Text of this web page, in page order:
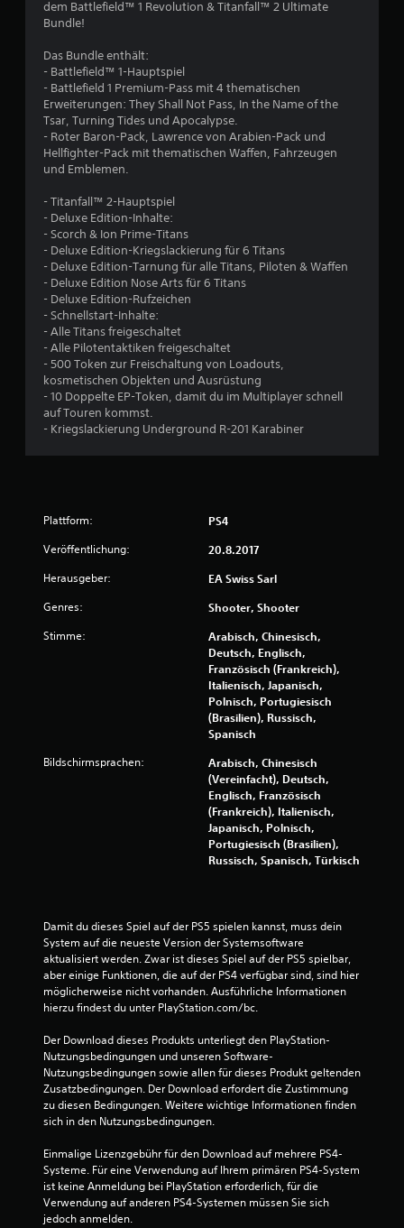
5
e
n
dem Battlefield™ 1 Revolution & Titanfall™ 2 Ultimate
Bundle!
Das Bundle enthält:
- Battlefield™ 1-Hauptspiel
- Battlefield 1 Premium-Pass mit 4 thematischen
Erweiterungen: They Shall Not Pass, In the Name of the
Tsar, Turning Tides und Apocalypse.
- Roter Baron-Pack, Lawrence von Arabien-Pack und
Hellfighter-Pack mit thematischen Waffen, Fahrzeugen
und Emblemen.
- Titanfall™ 2-Hauptspiel
- Deluxe Edition-Inhalte:
- Scorch & Ion Prime-Titans
- Deluxe Edition-Kriegslackierung für 6 Titans
- Deluxe Edition-Tarnung für alle Titans, Piloten & Waffen
- Deluxe Edition Nose Arts für 6 Titans
- Deluxe Edition-Rufzeichen
- Schnellstart-Inhalte:
- Alle Titans freigeschaltet
- Alle Pilotentaktiken freigeschaltet
- 500 Token zur Freischaltung von Loadouts,
kosmetischen Objekten und Ausrüstung
- 10 Doppelte EP-Token, damit du im Multiplayer schnell
auf Touren kommst.
- Kriegslackierung Underground R-201 Karabiner
Plattform: PS4
Veröffentlichung: 20.8.2017
Herausgeber: EA Swiss Sarl
Genres: Shooter, Shooter
Stimme:
Arabisch, Chinesisch,
Deutsch, Englisch,
Französisch (Frankreich),
Italienisch, Japanisch,
Polnisch, Portugiesisch
(Brasilien), Russisch,
Spanisch
Bildschirmsprachen:
Arabisch, Chinesisch
(Vereinfacht), Deutsch,
Englisch, Französisch
(Frankreich), Italienisch,
Japanisch, Polnisch,
Portugiesisch (Brasilien),
Russisch, Spanisch, Türkisch
Damit du dieses Spiel auf der PS5 spielen kannst, muss dein
System auf die neueste Version der Systemsoftware
aktualisiert werden. Zwar ist dieses Spiel auf der PS5 spielbar,
aber einige Funktionen, die auf der PS4 verfügbar sind, sind hier
möglicherweise nicht vorhanden. Ausführliche Informationen
hierzu findest du unter PlayStation.com/bc.
Der Download dieses Produkts unterliegt den PlayStation-
Nutzungsbedingungen und unseren Software-
Nutzungsbedingungen sowie allen für dieses Produkt geltenden
Zusatzbedingungen. Der Download erfordert die Zustimmung
zu diesen Bedingungen. Weitere wichtige Informationen finden
sich in den Nutzungsbedingungen.
Einmalige Lizenzgebühr für den Download auf mehrere PS4-
Systeme. Für eine Verwendung auf Ihrem primären PS4-System
ist keine Anmeldung bei PlayStation erforderlich, für die
Verwendung auf anderen PS4-Systemen müssen Sie sich
jedoch anmelden.